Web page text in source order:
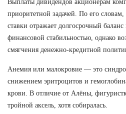
Выплаты дивидендов акционерам
приоритетной задачей. По его
ставки отражает долгосрочный
финансовой стабильностью, однако
смягчения денежно-кредитной
Анемия или малокровие — это
снижением эритроцитов и
крови. В отличие от Алёны,
тройной аксель, хотя собиралась.